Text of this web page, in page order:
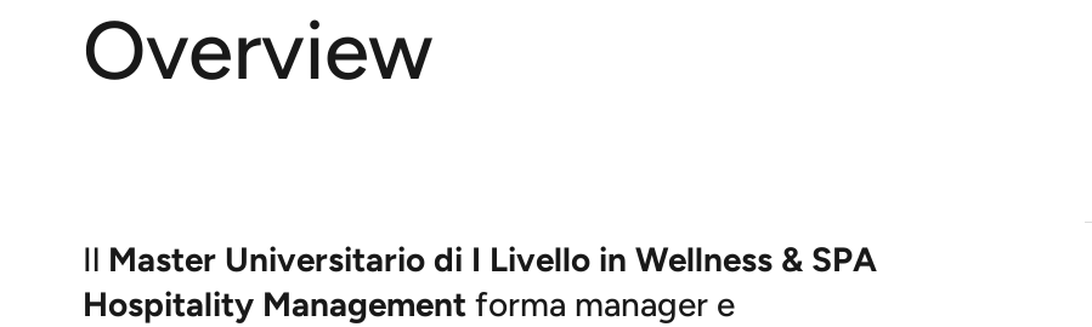
Overview
Il Master Universitario di I Livello in Wellness & SPA
Hospitality Management forma manager e